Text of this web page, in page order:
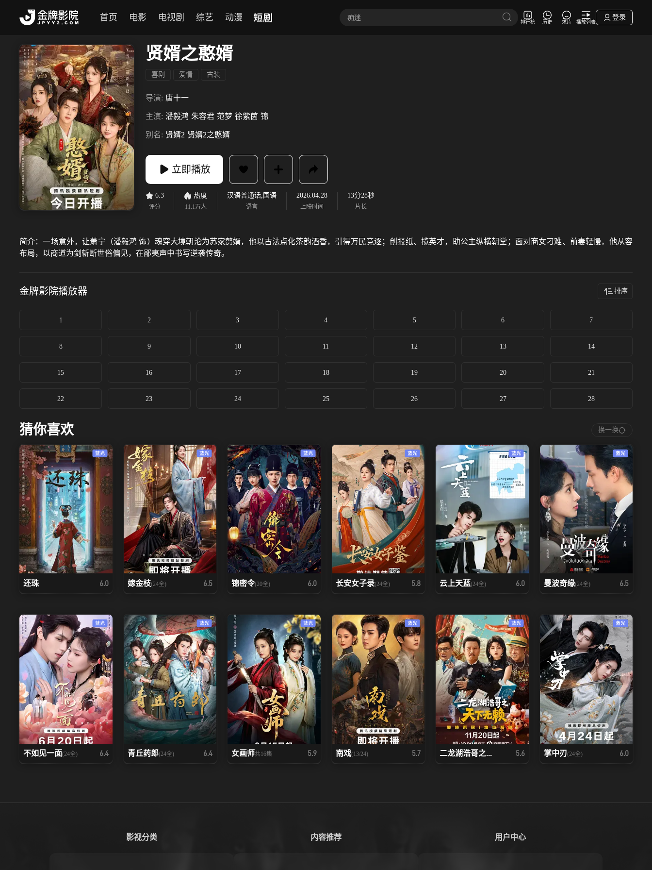
首页 电影 电视剧 综艺 动漫 短剧 排行榜 历史 求片 播放列表
登录
贤婿之憨婿
喜剧 爱情 古装
导演: 唐十一
主演: 潘毅鸿 朱容君 范梦 徐紫茵 锦
别名: 贤婿2 贤婿2之憨婿
立即播放
6.3
评分
热度
11.1万人
汉语普通话,国语
语言
2026.04.28
上映时间
13分28秒
片长
简介：一场意外，让萧宁（潘毅鸿 饰）魂穿大境朝沦为苏家赘婿，他以古法点化茶韵酒香，引得万民竞逐；创报纸、揽英才，助公主纵横朝堂；面对商女刁难、前妻轻慢，他从容
布局，以商道为剑斩断世俗偏见，在鄙夷声中书写逆袭传奇。
金牌影院播放器 排序
1 2 3 4 5 6 7
8 9 10 11 12 13 14
15 16 17 18 19 20 21
22 23 24 25 26 27 28
猜你喜欢 换一换
蓝光
还珠 6.0
蓝光
嫁金枝(24全) 6.5
蓝光
锦密令(20全) 6.0
蓝光
长安女子录(24全) 5.8
蓝光
云上天蓝(24全) 6.0
蓝光
曼波奇缘(24全) 6.5
蓝光
不如见一面(24全) 6.4
蓝光
青丘药郎(24全) 6.4
蓝光
女画师共16集 5.9
蓝光
南戏(13/24) 5.7
蓝光
二龙湖浩哥之... 5.6
蓝光
掌中刃(24全) 6.0
影视分类 内容推荐 用户中心